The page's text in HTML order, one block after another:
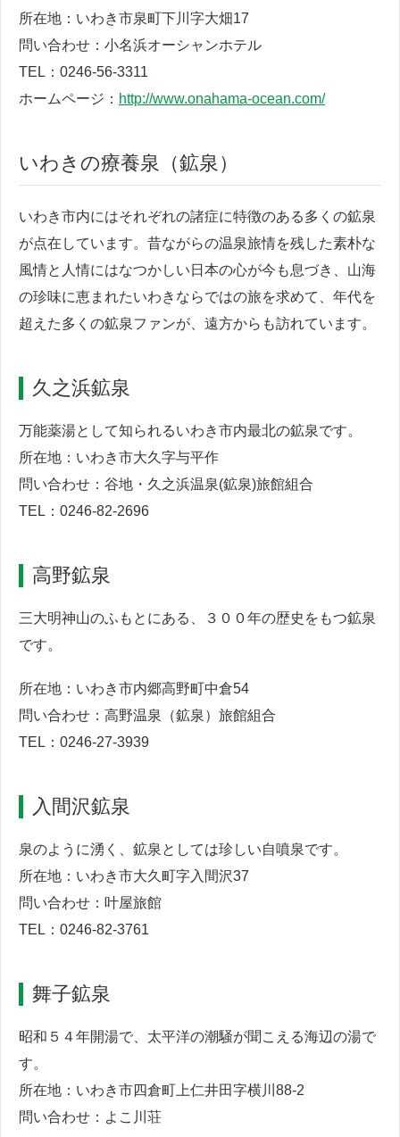
所在地：いわき市泉町下川字大畑17
問い合わせ：小名浜オーシャンホテル
TEL：0246-56-3311
ホームページ： http://www.onahama-ocean.com/
いわきの療養泉（鉱泉）
いわき市内にはそれぞれの諸症に特徴のある多くの鉱泉
が点在しています。昔ながらの温泉旅情を残した素朴な
風情と人情にはなつかしい日本の心が今も息づき、山海
の珍味に恵まれたいわきならではの旅を求めて、年代を
超えた多くの鉱泉ファンが、遠方からも訪れています。
久之浜鉱泉
万能薬湯として知られるいわき市内最北の鉱泉です。
所在地：いわき市大久字与平作
問い合わせ：谷地・久之浜温泉(鉱泉)旅館組合
TEL：0246-82-2696
高野鉱泉
三大明神山のふもとにある、３００年の歴史をもつ鉱泉
です。
所在地：いわき市内郷高野町中倉54
問い合わせ：高野温泉（鉱泉）旅館組合
TEL：0246-27-3939
入間沢鉱泉
泉のように湧く、鉱泉としては珍しい自噴泉です。
所在地：いわき市大久町字入間沢37
問い合わせ：叶屋旅館
TEL：0246-82-3761
舞子鉱泉
昭和５４年開湯で、太平洋の潮騒が聞こえる海辺の湯で
す。
所在地：いわき市四倉町上仁井田字横川88-2
問い合わせ：よこ川荘